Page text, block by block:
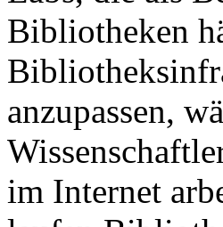
Bibliotheken
anzupassen,
im Internet